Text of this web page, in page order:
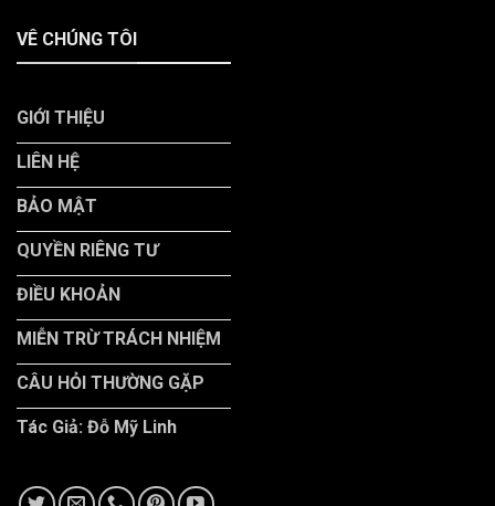
VÊ CHÚNG TÔI
GIỚI THIỆU
LIÊN HỆ
BẢO MẬT
QUYỀN RIÊNG TƯ
ĐIỀU KHOẢN
MIỄN TRỪ TRÁCH NHIỆM
CÂU HỎI THƯỜNG GẶP
Tác Giả: Đỗ Mỹ Linh